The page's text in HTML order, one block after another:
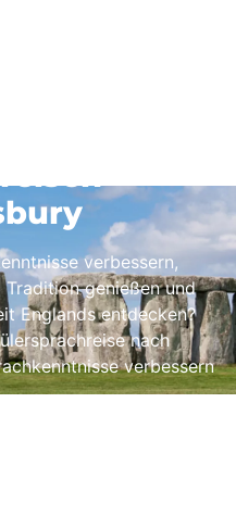
verbessern,
Tradition genießen und
Englands entdecken?
nach
verbessern